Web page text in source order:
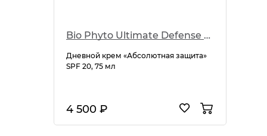
Bio Phyto Ultimate Defense Day Cream SPF 20
Дневной крем «Абсолютная защита»
SPF 20, 75 мл
4 500 ₽